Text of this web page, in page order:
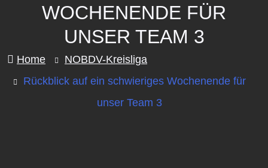
WOCHENENDE FÜR
UNSER TEAM 3
Home
NOBDV-Kreisliga
Rückblick auf ein schwieriges Wochenende für
unser Team 3